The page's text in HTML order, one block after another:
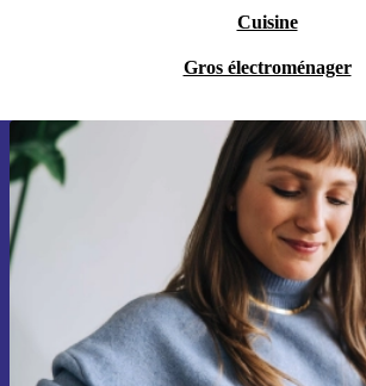
Cuisine
Gros électroménager
Recevoir offres et infos de
par mail
Ne manquez plus aucune offre.
S'inscrire